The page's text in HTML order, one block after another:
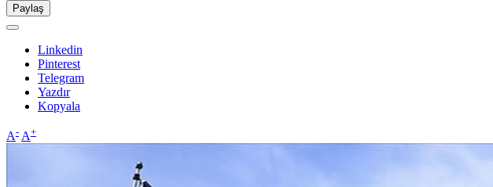
Paylaş
Linkedin
Pinterest
Telegram
Yazdır
Kopyala
A- A+